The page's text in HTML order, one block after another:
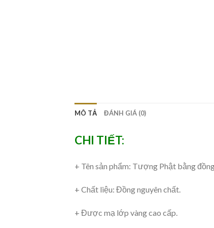
MÔ TẢ ĐÁNH GIÁ (0)
CHI TIẾT:
+ Tên sản phẩm: Tượng Phật bằng
+ Chất liệu: Đồng nguyên chất.
+ Được mạ lớp vàng cao cấp.